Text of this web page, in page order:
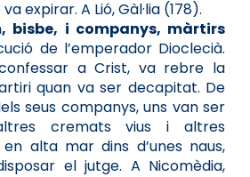
expirar. A Lió, Gàl·lia (178).
bisbe, i companys, màrtirs
de l’emperador Dioclecià.
a Crist, va rebre la
quan va ser decapitat. De
seus companys, uns van ser
cremats vius i altres
alta mar dins d’unes naus,
el jutge. A Nicomèdia,